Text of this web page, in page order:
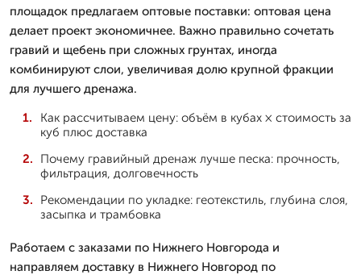
площадок предлагаем оптовые поставки: оптовая цена
делает проект экономичнее. Важно правильно сочетать
гравий и щебень при сложных грунтах, иногда
комбинируют слои, увеличивая долю крупной фракции
для лучшего дренажа.
Как рассчитываем цену: объём в кубах × стоимость за
куб плюс доставка
Почему гравийный дренаж лучше песка: прочность,
фильтрация, долговечность
Рекомендации по укладке: геотекстиль, глубина слоя,
засыпка и трамбовка
Работаем с заказами по Нижнего Новгорода и
направляем доставку в Нижнего Новгород по